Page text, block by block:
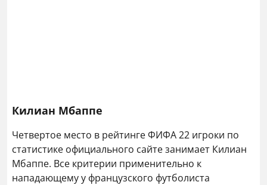
Килиан Мбаппе
Четвертое место в рейтинге ФИФА 22 игроки по
статистике официального сайте занимает Килиан
Мбаппе. Все критерии применительно к
нападающему у французского футболиста